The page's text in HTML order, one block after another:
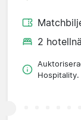
2
Hospitality.